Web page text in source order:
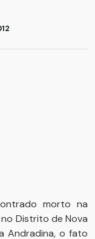
morto na
no Distrito de Nova
Andradina, o fato